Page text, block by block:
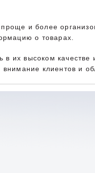
и более
о товарах.
их высоком качестве
клиентов и